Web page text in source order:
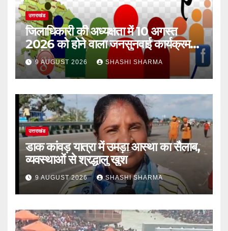
उत्तराखंड
जिलाधिकारी की अध्यक्षता में 10 अगस्त
2026 को होने वाला जनसुनवाई कार्यक्रम
स्थगित
9 AUGUST 2026 SHASHI SHARMA
उत्तराखंड
डाक कांवड़ यात्रा में उमड़ा आस्था का सैलाब,
व्यवस्थाओं से श्रद्धालु खुश
9 AUGUST 2026 SHASHI SHARMA